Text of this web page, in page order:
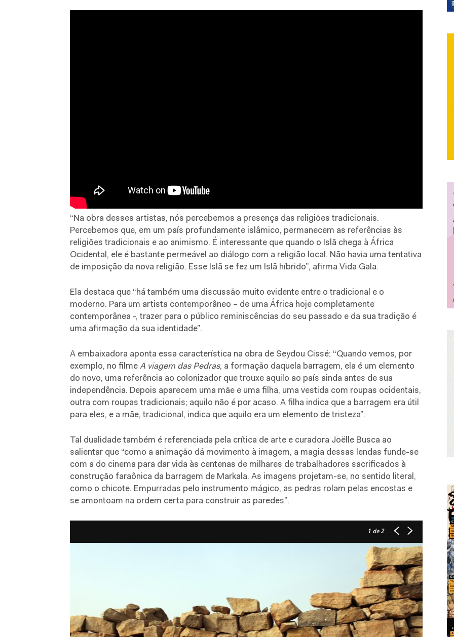
“Na obra desses artistas, nós percebemos a presença das religiões tradicionais.
Percebemos que, em um país profundamente islâmico, permanecem as referências às
religiões tradicionais e ao animismo. É interessante que quando o Islã chega à África
Ocidental, ele é bastante permeável ao diálogo com a religião local. Não havia uma tentativa
de imposição da nova religião. Esse Islã se fez um Islã híbrido”, afirma Vida Gala.
Ela destaca que “há também uma discussão muito evidente entre o tradicional e o
moderno. Para um artista contemporâneo – de uma África hoje completamente
contemporânea -, trazer para o público reminiscências do seu passado e da sua tradição é
uma afirmação da sua identidade”.
A embaixadora aponta essa característica na obra de Seydou Cissé: “Quando vemos, por
exemplo, no filme A viagem das Pedras, a formação daquela barragem, ela é um elemento
do novo, uma referência ao colonizador que trouxe aquilo ao país ainda antes de sua
independência. Depois aparecem uma mãe e uma filha, uma vestida com roupas ocidentais,
outra com roupas tradicionais; aquilo não é por acaso. A filha indica que a barragem era útil
para eles, e a mãe, tradicional, indica que aquilo era um elemento de tristeza”.
Tal dualidade também é referenciada pela crítica de arte e curadora Joëlle Busca ao
salientar que “como a animação dá movimento à imagem, a magia dessas lendas funde-se
com a do cinema para dar vida às centenas de milhares de trabalhadores sacrificados à
construção faraônica da barragem de Markala. As imagens projetam-se, no sentido literal,
como o chicote. Empurradas pelo instrumento mágico, as pedras rolam pelas encostas e
se amontoam na ordem certa para construir as paredes”.
1 de 2